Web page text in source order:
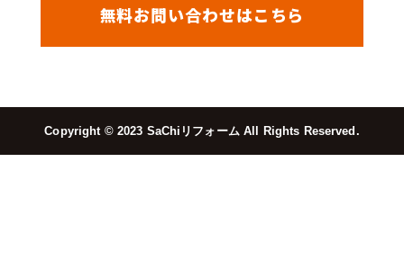
無料お問い合わせはこちら
Copyright ©︎ 2023 SaChiリフォーム All Rights Reserved.